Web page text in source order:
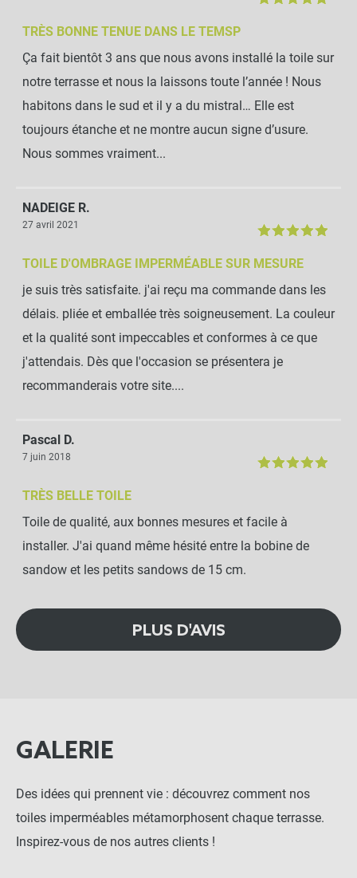
TRÈS BONNE TENUE DANS LE TEMSP
Ça fait bientôt 3 ans que nous avons installé la toile sur
notre terrasse et nous la laissons toute l’année ! Nous
habitons dans le sud et il y a du mistral… Elle est
toujours étanche et ne montre aucun signe d’usure.
Nous sommes vraiment...
NADEIGE R.
27 avril 2021
TOILE D'OMBRAGE IMPERMÉABLE SUR MESURE
je suis très satisfaite. j'ai reçu ma commande dans les
délais. pliée et emballée très soigneusement. La couleur
et la qualité sont impeccables et conformes à ce que
j'attendais. Dès que l'occasion se présentera je
recommanderais votre site....
Pascal D.
7 juin 2018
TRÈS BELLE TOILE
Toile de qualité, aux bonnes mesures et facile à
installer. J'ai quand même hésité entre la bobine de
sandow et les petits sandows de 15 cm.
PLUS D'AVIS
GALERIE
Des idées qui prennent vie : découvrez comment nos
toiles imperméables métamorphosent chaque terrasse.
Inspirez-vous de nos autres clients !